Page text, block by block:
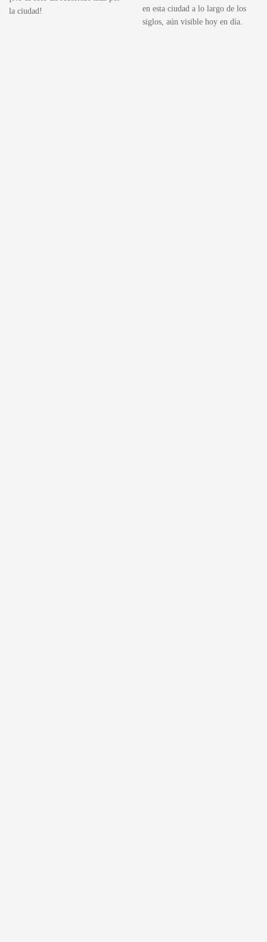
la ciudad!
en esta ciudad a lo largo de los
siglos, aún visible hoy en día.